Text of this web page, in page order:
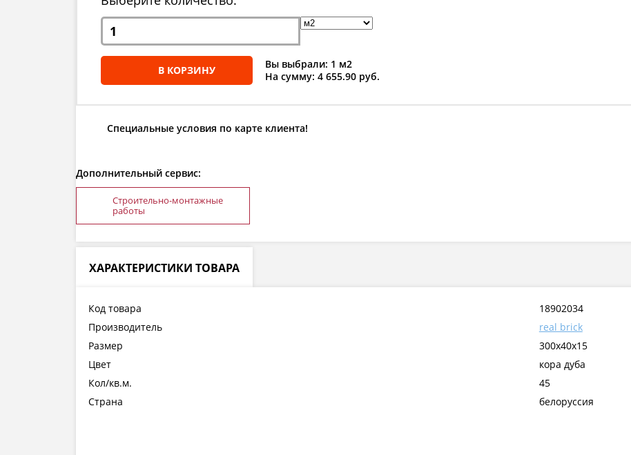
В КОРЗИНУ
Вы выбрали: 1 м2
На сумму: 4 655.90 руб.
Специальные условия по карте клиента!
Дополнительный сервис:
Строительно-монтажные
работы
ХАРАКТЕРИСТИКИ ТОВАРА
Код товара
18902034
Производитель
real brick
Размер
300х40х15
Цвет
кора дуба
Кол/кв.м.
45
Страна
белоруссия